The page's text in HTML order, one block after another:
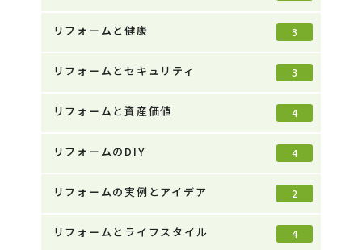
リフォームと健康 3
リフォームとセキュリティ 3
リフォームと資産価値 4
リフォームのDIY 4
リフォームの実例とアイデア 2
リフォームとライフスタイル 4